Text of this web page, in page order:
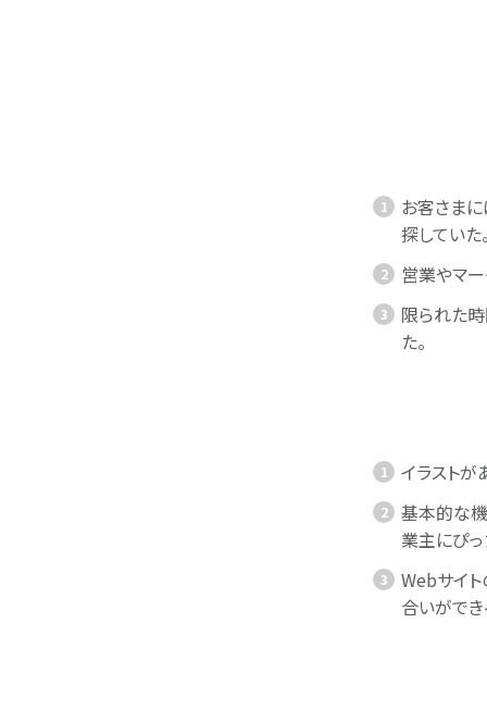
お客さま
探していた
営業やマ
限られた
た。
イラストが
基本的な
業主にぴっ
Webサイ
合いができ